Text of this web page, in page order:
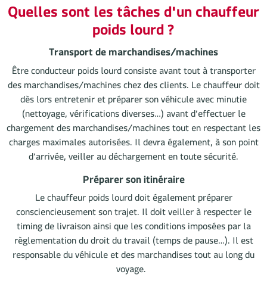
Quelles sont les tâches d'un chauffeur
poids lourd ?
Transport de marchandises/machines
Être conducteur poids lourd consiste avant tout à transporter
des marchandises/machines chez des clients. Le chauffeur doit
dès lors entretenir et préparer son véhicule avec minutie
(nettoyage, vérifications diverses…) avant d’effectuer le
chargement des marchandises/machines tout en respectant les
charges maximales autorisées. Il devra également, à son point
d’arrivée, veiller au déchargement en toute sécurité.
Préparer son itinéraire
Le chauffeur poids lourd doit également préparer
consciencieusement son trajet. Il doit veiller à respecter le
timing de livraison ainsi que les conditions imposées par la
règlementation du droit du travail (temps de pause…). Il est
responsable du véhicule et des marchandises tout au long du
voyage.